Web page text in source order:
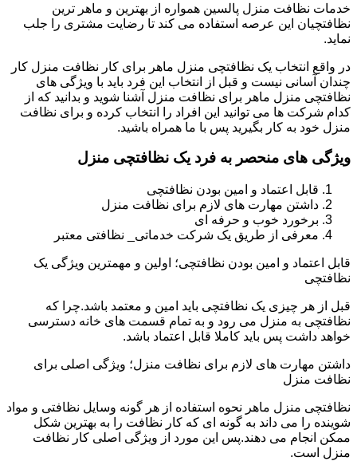
خدمات نظافت منزل پالسین همواره از بهترین و ماهر ترین
نظافتچیان این عرصه استفاده می کند تا رضایت مشتری را جلب
نماید.
در واقع انتخاب یک نظافتچی منزل ماهر برای کار نظافت منزل کار
چندان آسانی نیست و قبل از انتخاب این فرد باید با ویژگی های
نظافتچی منزل ماهر برای نظافت منزل آشنا شوید و بدانید که از
کدام شرکت ها می توانید این افراد را انتخاب کرده و برای نظافت
منزل خود به کار بگیرید پس با ما همراه باشید.
ویژگی های منحصر به فرد یک نظافتچی منزل
قابل اعتماد و امین بودن نظافتچی
داشتن مهارت های لازم برای نظافت منزل
برخورد خوب و حرفه ای
معرفی از طریق یک شرکت خدماتی_ نظافتی معتبر
قابل اعتماد و امین بودن نظافتچی؛ اولین و مهمترین ویژگی یک
نظافتچی
قبل از هر چیزی یک نظافتچی باید امین و معتمد باشد.چرا که
نظافتچی به منزل می رود و به تمام قسمت های خانه دسترسی
خواهد داشت پس باید کاملا قابل اعتماد باشد.
داشتن مهارت های لازم برای نظافت منزل؛ ویژگی اصلی برای
نظافت منزل
نظافتچی منزل ماهر نحوه استفاده از هر گونه وسایل نظافتی و مواد
شوینده را می داند به گونه ای که کار نظافت را به بهترین شکل
ممکن انجام می دهند.پس این مورد از ویژگی اصلی کار نظافت
منزل است.